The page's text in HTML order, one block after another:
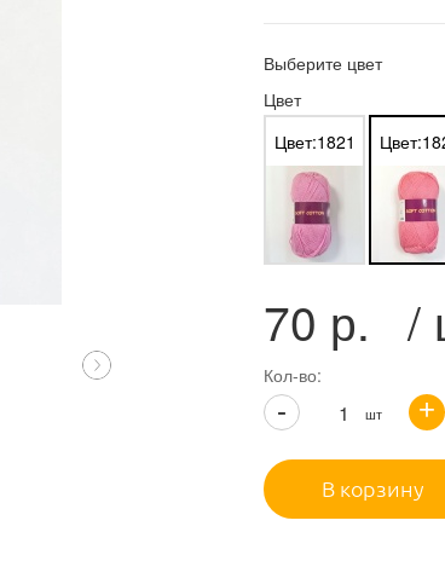
Выберите цвет
Цвет
Цвет:1821
70 р. /
Кол-во:
шт +
-
В корзину